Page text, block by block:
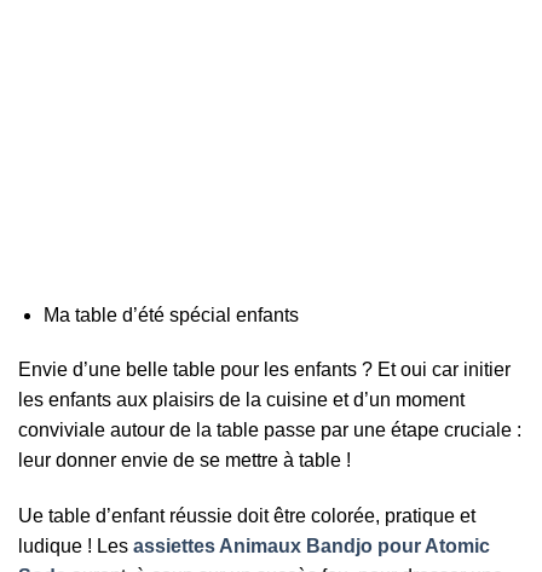
Ma table d’été spécial enfants
Envie d’une belle table pour les enfants ? Et oui car initier
les enfants aux plaisirs de la cuisine et d’un moment
conviviale autour de la table passe par une étape cruciale :
leur donner envie de se mettre à table !
Ue table d’enfant réussie doit être colorée, pratique et
ludique ! Les assiettes Animaux Bandjo pour Atomic